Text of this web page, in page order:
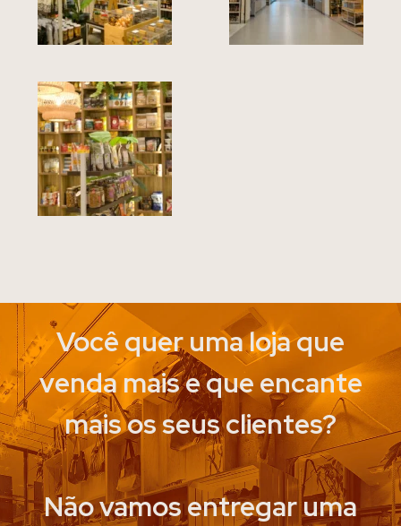
Você quer uma loja que
venda mais e que encante
mais os seus clientes?
Não vamos entregar uma